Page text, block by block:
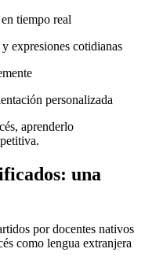
tiempo real
expresiones cotidianas
personalizada
aprenderlo
una
por docentes nativos
como lengua extranjera